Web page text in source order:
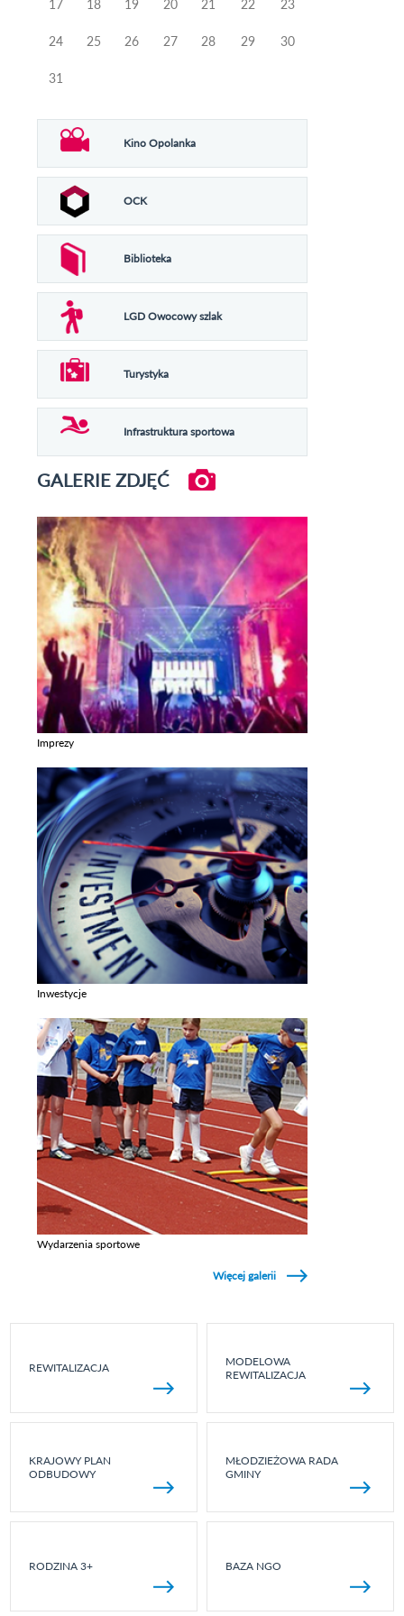
17 18 19 20 21 22 23
24 25 26 27 28 29 30
31
Kino Opolanka
OCK
Biblioteka
LGD Owocowy szlak
Turystyka
Infrastruktura sportowa
GALERIE ZDJĘĆ
Imprezy
Inwestycje
Wydarzenia sportowe
Więcej galerii
REWITALIZACJA
MODELOWA
REWITALIZACJA
KRAJOWY PLAN
ODBUDOWY
MŁODZIEŻOWA RADA
GMINY
RODZINA 3+ BAZA NGO